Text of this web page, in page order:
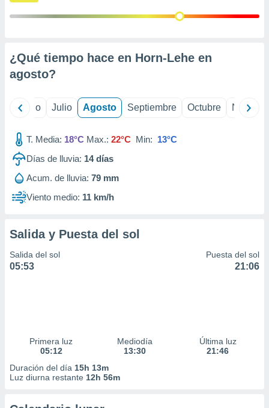
e
mediante
de
¿Qué tiempo hace en Horn-Lehe en
agosto?
Junio Julio Agosto Septiembre Octubre
T. Media: 18°C Max.: 22°C Min: 13°C
Días de lluvia: 14días
Acum. de lluvia: 79 mm
Viento medio: 11 km/h
Salida y Puesta del sol
Salida del sol
05:53
Puesta del sol
21:06
Primera luz
05:12
Mediodía
13:30
Última luz
21:46
Duración del día 15h 13m
Luz diurna restante 12h 56m